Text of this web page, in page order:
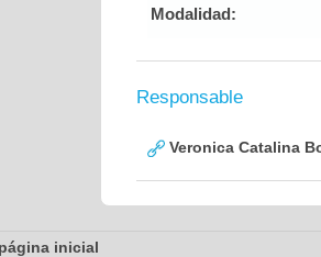
Modalidad:
Responsable
Veronica Catalina
inicial